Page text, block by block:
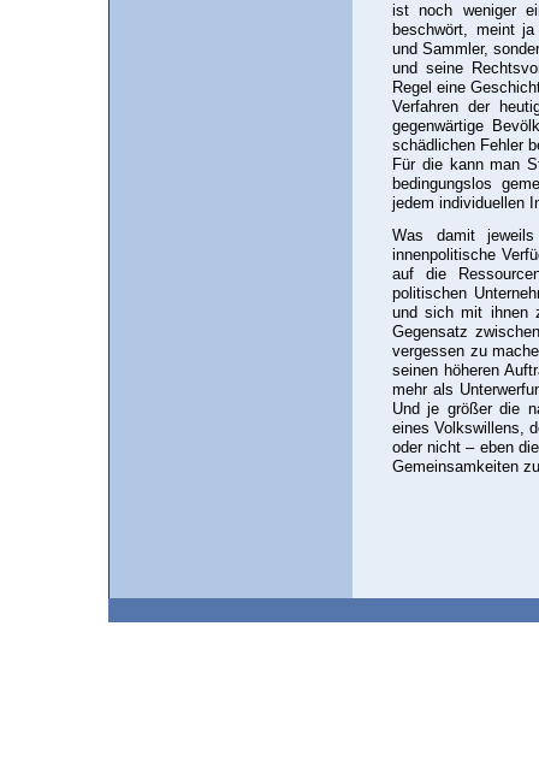
ist noch weniger
beschwört, meint
und Sammler,
und seine
Regel eine
Verfahren der
gegenwärtige
schädlichen Fehler
Für die kann man
bedingungslos
jedem individuellen
Was damit
innenpolitische
auf die
politischen
und sich mit ihnen
Gegensatz
vergessen zu
seinen höheren
mehr als
Und je größer die
eines Volkswillens,
oder nicht – eben
Gemeinsamkeiten